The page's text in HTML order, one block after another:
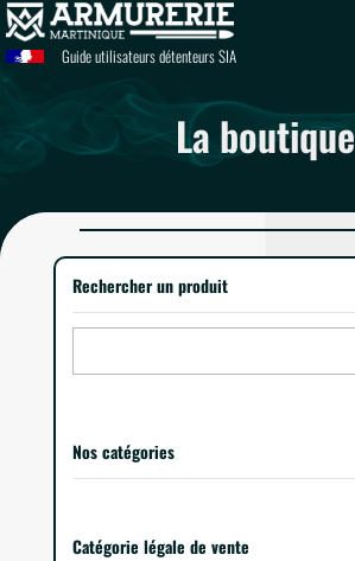
Guide utilisateurs détenteurs SIA
La boutique
Rechercher un produit
Nos catégories
Catégorie légale de vente